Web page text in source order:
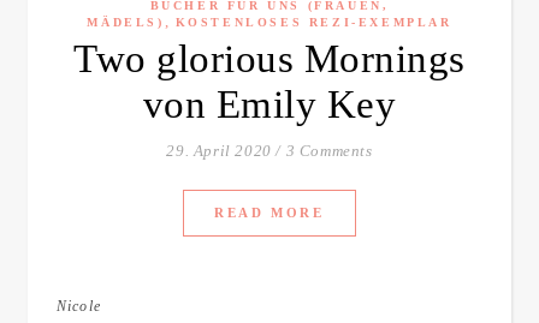
BÜCHER FÜR UNS (FRAUEN,
MÄDELS) , KOSTENLOSES REZI-EXEMPLAR
Two glorious Mornings
von Emily Key
29. April 2020 / 3 Comments
READ MORE
Nicole